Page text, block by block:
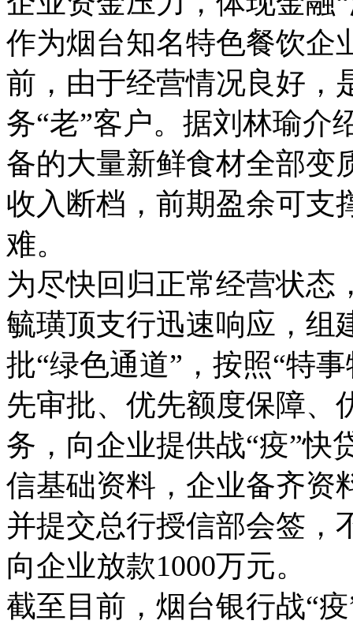
作为烟台知名特色餐饮企
前，由于经营情况良好，
务“老”客户。据刘林瑜介
备的大量新鲜食材全部变
收入断档，前期盈余可支
难。
为尽快回归正常经营状态
毓璜顶支行迅速响应，组
批“绿色通道”，按照“特
先审批、优先额度保障、
务，向企业提供战“疫”快
信基础资料，企业备齐资
并提交总行授信部会签，
向企业放款1000万元。
截至目前，烟台银行战“